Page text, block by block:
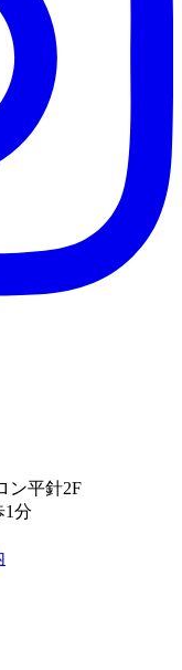
ン平針2F
1分